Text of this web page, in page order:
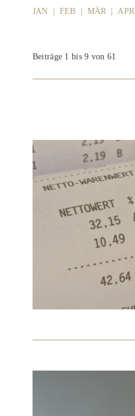
JAN FEB MÄR |APR
Beiträge 1 bis 9 von 61